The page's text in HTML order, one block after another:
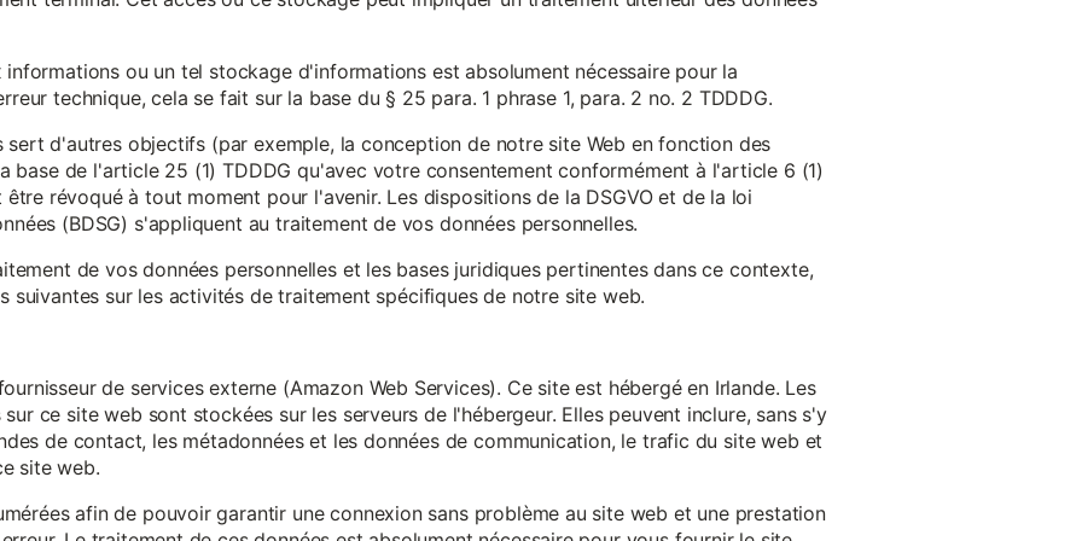
informations ou un tel stockage d'informations est absolument nécessaire pour la
technique, cela se fait sur la base du § 25 para. 1 phrase 1, para. 2 no. 2 TDDDG.
sert d'autres objectifs (par exemple, la conception de notre site Web en fonction des
base de l'article 25 (1) TDDDG qu'avec votre consentement conformément à l'article 6 (1)
être révoqué à tout moment pour l'avenir. Les dispositions de la DSGVO et de la loi
(BDSG) s'appliquent au traitement de vos données personnelles.
de vos données personnelles et les bases juridiques pertinentes dans ce contexte,
suivantes sur les activités de traitement spécifiques de notre site web.
de services externe (Amazon Web Services). Ce site est hébergé en Irlande. Les
ce site web sont stockées sur les serveurs de l'hébergeur. Elles peuvent inclure, sans s'y
de contact, les métadonnées et les données de communication, le trafic du site web et
site web.
afin de pouvoir garantir une connexion sans problème au site web et une prestation